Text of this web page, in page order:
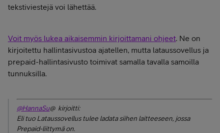
tekstiviestejä voi lähettää.
Voit myös lukea aikaisemmin kirjoittamani ohjeet. Ne on
kirjoitettu hallintasivustoa ajatellen, mutta lataussovellus ja
prepaid-hallintasivusto toimivat samalla tavalla samoilla
tunnuksilla.
@HannaSu@ kirjoitti:
Eli tuo Lataussovellus tulee ladata siihen laitteeseen, jossa
Prepaid-liittymä on.